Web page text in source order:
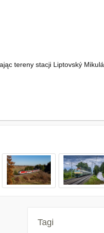
tereny stacji Liptovský
Tagi